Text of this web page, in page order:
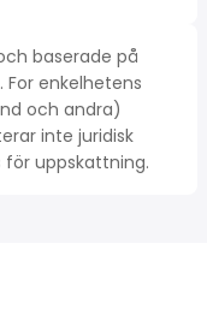
baserade på
For enkelhetens
och andra)
inte juridisk
uppskattning.